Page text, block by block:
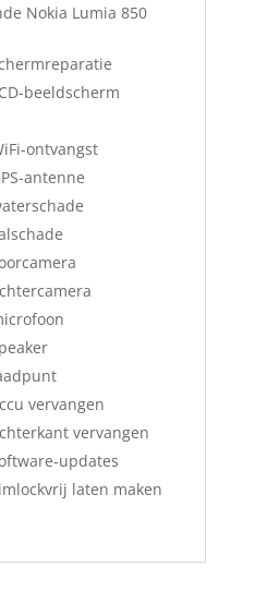
Nokia Lumia 850
beeldscherm
ontvangst
antenne
vervangen
vervangen
updates
laten maken